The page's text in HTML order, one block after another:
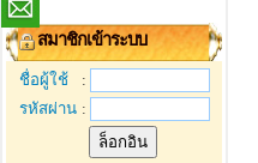
สมาชิกเข้าระบบ
ชื่อผู้ใช้
:
รหัสผ่าน :